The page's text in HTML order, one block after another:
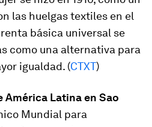
las huelgas textiles en el
renta básica universal se
como una alternativa para
igualdad. (CTXT)
América Latina en Sao
Mundial para